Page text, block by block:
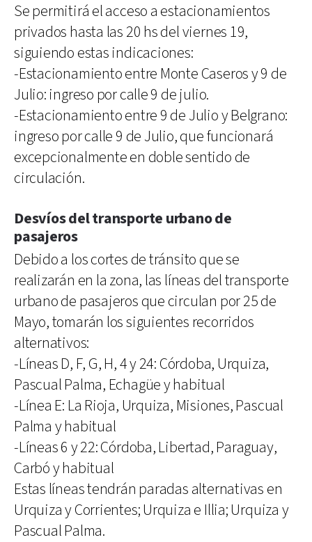
Se permitirá el acceso a estacionamientos
privados hasta las 20 hs del viernes 19,
siguiendo estas indicaciones:
-Estacionamiento entre Monte Caseros y 9 de
Julio: ingreso por calle 9 de julio.
-Estacionamiento entre 9 de Julio y Belgrano:
ingreso por calle 9 de Julio, que funcionará
excepcionalmente en doble sentido de
circulación.
Desvíos del transporte urbano de
pasajeros
Debido a los cortes de tránsito que se
realizarán en la zona, las líneas del transporte
urbano de pasajeros que circulan por 25 de
Mayo, tomarán los siguientes recorridos
alternativos:
-Líneas D, F, G, H, 4 y 24: Córdoba, Urquiza,
Pascual Palma, Echagüe y habitual
-Línea E: La Rioja, Urquiza, Misiones, Pascual
Palma y habitual
-Líneas 6 y 22: Córdoba, Libertad, Paraguay,
Carbó y habitual
Estas líneas tendrán paradas alternativas en
Urquiza y Corrientes; Urquiza e Illia; Urquiza y
Pascual Palma.